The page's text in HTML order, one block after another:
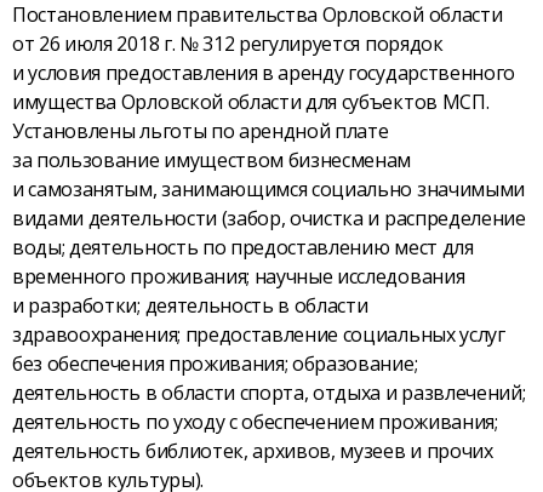
Постановлением правительства Орловской области
от 26 июля 2018 г. № 312 регулируется порядок
и условия предоставления в аренду государственного
имущества Орловской области для субъектов МСП.
Установлены льготы по арендной плате
за пользование имуществом бизнесменам
и самозанятым, занимающимся социально значимыми
видами деятельности (забор, очистка и распределение
воды; деятельность по предоставлению мест для
временного проживания; научные исследования
и разработки; деятельность в области
здравоохранения; предоставление социальных услуг
без обеспечения проживания; образование;
деятельность в области спорта, отдыха и развлечений;
деятельность по уходу с обеспечением проживания;
деятельность библиотек, архивов, музеев и прочих
объектов культуры).